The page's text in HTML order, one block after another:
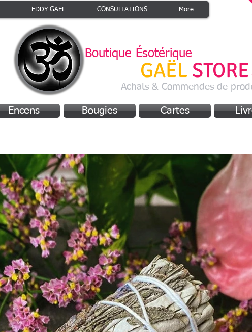
Boutique Ésotérique
Achats & Commendes de
GAËL STORE
EDDY GAËL CONSULTATIONS More
Encens Bougies Cartes